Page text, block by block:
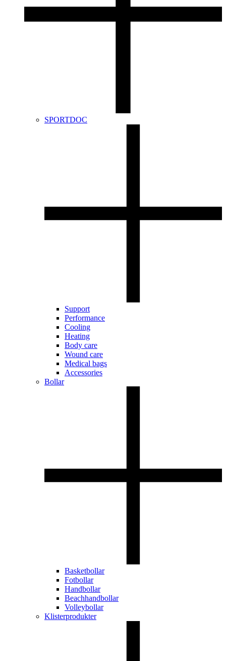
SPORTDOC
Support
Performance
Cooling
Heating
Body care
Wound care
Medical bags
Accessories
Bollar
Basketbollar
Fotbollar
Handbollar
Beachhandbollar
Volleybollar
Klisterprodukter